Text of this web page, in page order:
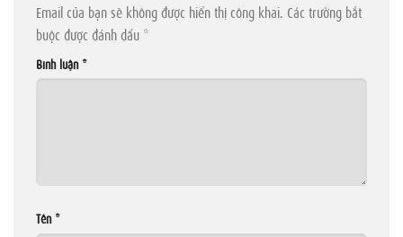
Email của bạn sẽ không được hiển thị công khai. Các trường bắt
buộc được đánh dấu *
Bình luận *
Tên *